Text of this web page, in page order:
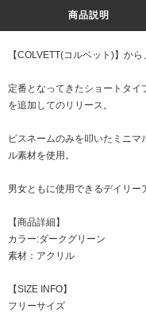
商品説明
【COLVETT(コルベット)】か
定番となってきたショートタ
を追加してのリリース。
ピスネームのみを叩いたミニマ
ル素材を使用。
男女ともに使用できるデイリー
【商品詳細】
カラー:ダークグリーン
素材：アクリル
【SIZE INFO】
フリーサイズ